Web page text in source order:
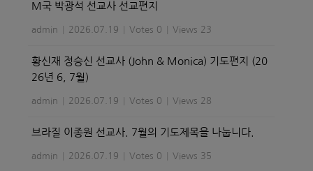
M국 박광석 선교사 선교편지
admin 2026.07.19 Votes 0 Views 23
황신재 정승신 선교사 (John & Monica) 기도편지 (20
26년 6, 7월)
admin 2026.07.19 Votes 0 Views 28
브라질 이종원 선교사. 7월의 기도제목을 나눕니다.
admin 2026.07.19 Votes 0 Views 35